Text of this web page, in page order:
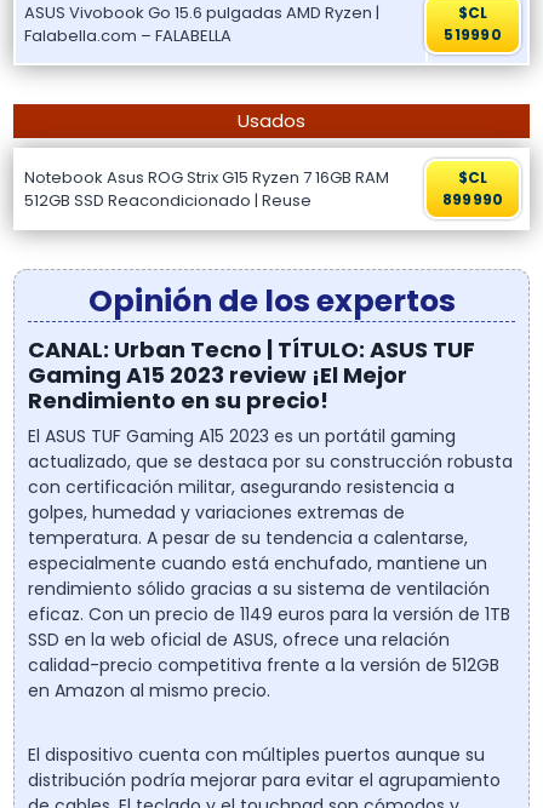
ASUS Vivobook Go 15.6 pulgadas AMD Ryzen |
Falabella.com – FALABELLA
$CL
519990
Usados
Notebook Asus ROG Strix G15 Ryzen 7 16GB RAM
512GB SSD Reacondicionado | Reuse
$CL
899990
Opinión de los expertos
CANAL: Urban Tecno | TÍTULO: ASUS TUF
Gaming A15 2023 review ¡El Mejor
Rendimiento en su precio!
El ASUS TUF Gaming A15 2023 es un portátil gaming
actualizado, que se destaca por su construcción robusta
con certificación militar, asegurando resistencia a
golpes, humedad y variaciones extremas de
temperatura. A pesar de su tendencia a calentarse,
especialmente cuando está enchufado, mantiene un
rendimiento sólido gracias a su sistema de ventilación
eficaz. Con un precio de 1149 euros para la versión de 1TB
SSD en la web oficial de ASUS, ofrece una relación
calidad-precio competitiva frente a la versión de 512GB
en Amazon al mismo precio.
El dispositivo cuenta con múltiples puertos aunque su
distribución podría mejorar para evitar el agrupamiento